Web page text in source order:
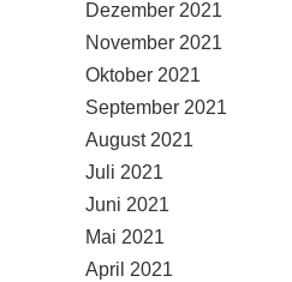
Dezember 2021
November 2021
Oktober 2021
September 2021
August 2021
Juli 2021
Juni 2021
Mai 2021
April 2021